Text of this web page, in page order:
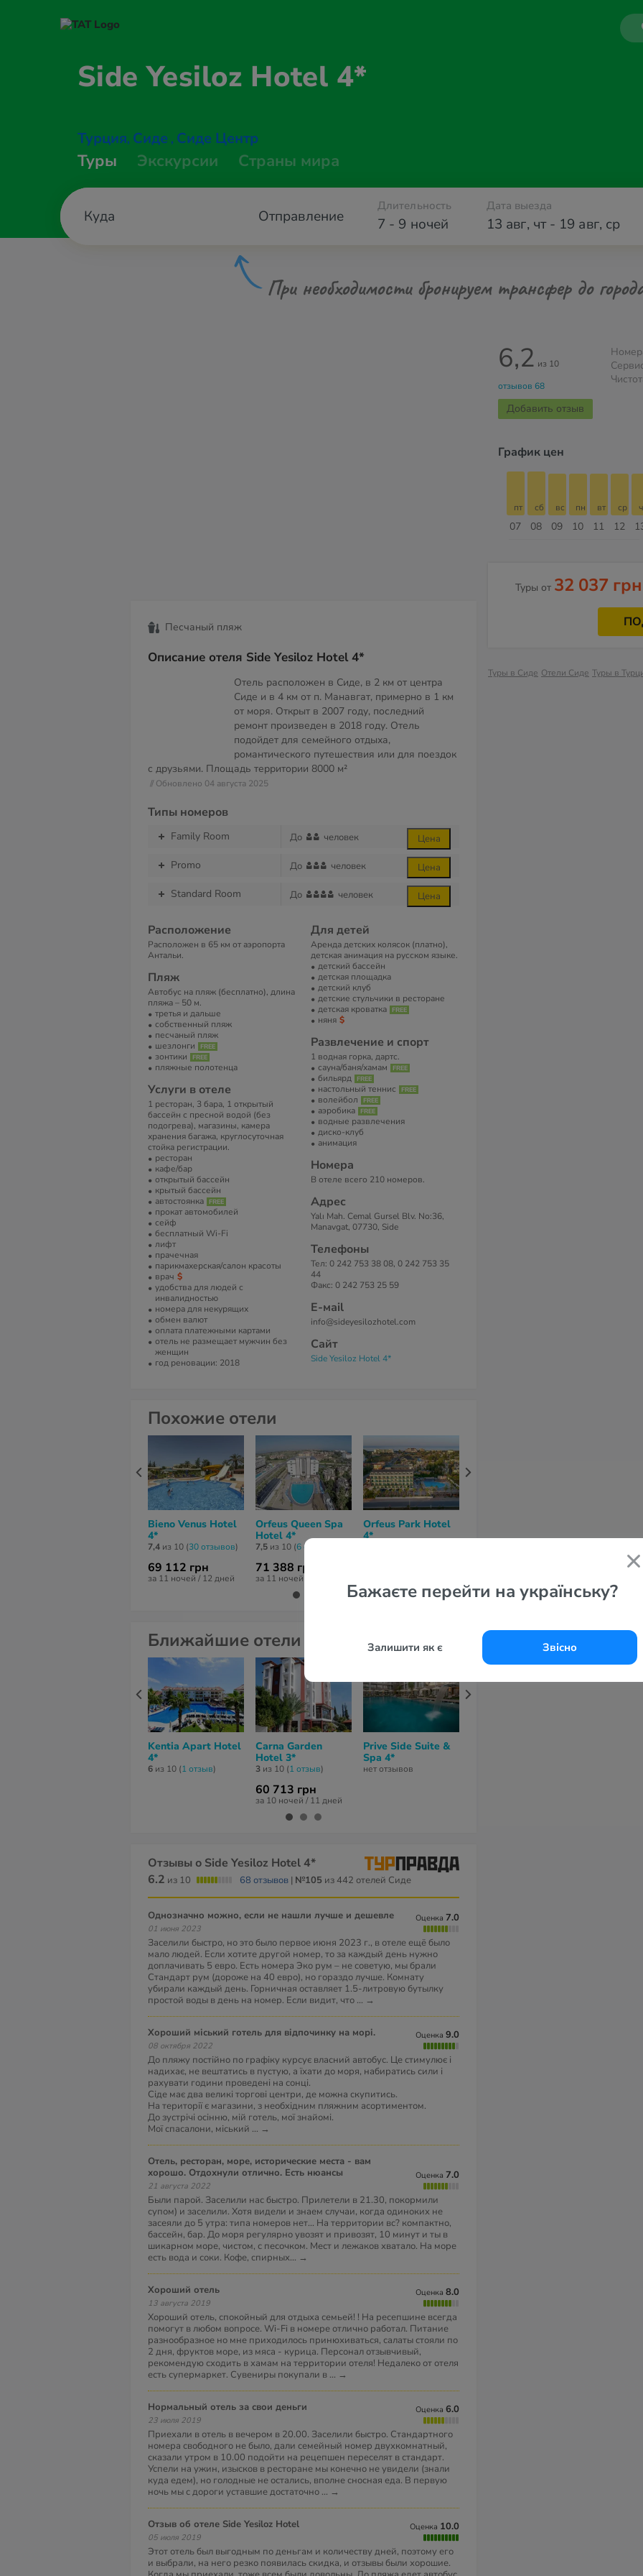
Бажаєте перейти на українську?
Залишити як є Звісно
Side Yesiloz Hotel 4*
Турция, Сиде , Сиде Центр
Туры Экскурсии Страны мира
Отправление 7 - 9 ночей
Длительность Дата выезда
13 авг, чт- 19 авг, ср
При необходимости бронируем трансфер до
Песчаный пляж
Описание отеля Side Yesiloz Hotel 4*
Отель расположен в Сиде, в 2 км от центра
Сиде и в 4 км от п. Манавгат, примерно в 1 км
от моря. Открыт в 2007 году, последний
ремонт произведен в 2018 году. Отель
подойдет для семейного отдыха,
романтического путешествия или для поездок
с друзьями. Площадь территории 8000 м²
// Обновлено 04 августа 2025
Типы номеров
Family Room До человек Цена
Promo До человек Цена
Standard Room До человек Цена
Расположение
Расположен в 65 км от аэропорта
Антальи.
Пляж
Автобус на пляж (бесплатно), длина
пляжа – 50 м.
третья и дальше
собственный пляж
песчаный пляж
шезлонги
зонтики
пляжные полотенца
Услуги в отеле
1 ресторан, 3 бара, 1 открытый
бассейн с пресной водой (без
подогрева), магазины, камера
хранения багажа, круглосуточная
стойка регистрации.
ресторан
кафе/бар
открытый бассейн
крытый бассейн
автостоянка
прокат автомобилей
сейф
бесплатный Wi-Fi
лифт
прачечная
парикмахерская/салон красоты
врач
удобства для людей с
инвалидностью
номера для некурящих
обмен валют
оплата платежными картами
отель не размещает мужчин без
женщин
год реновации: 2018
Для детей
Аренда детских колясок (платно),
детская анимация на русском языке.
детский бассейн
детская площадка
детский клуб
детские стульчики в ресторане
детская кроватка
няня
Развлечение и спорт
1 водная горка, дартс.
сауна/баня/хамам
бильярд
настольный теннис
волейбол
аэробика
водные развлечения
диско-клуб
анимация
Номера
В отеле всего 210 номеров.
Адрес
Yalı Mah. Cemal Gursel Blv. No:36,
Manavgat, 07730, Side
Телефоны
Тел: 0 242 753 38 08, 0 242 753 35
44
Факс: 0 242 753 25 59
Е-маil
info@sideyesilozhotel.com
Сайт
Side Yesiloz Hotel 4*
6,2 из 10
отзывов 68
Добавить отзыв
График цен
07
пт
08
сб
09
вс
10
пн
11
вт
12
ср
Туры от 32 037 грн
Туры в Сиде Отели Сиде Туры в
Похожие отели
Bieno Venus Hotel
4*
7,4 из 10 (30 отзывов)
69 112 грн
за 11 ночей / 12 дней
Orfeus Queen Spa
Hotel 4*
7,5 из 10 (6 отзывов
71 388 грн
за 11 ночей / 12 дней
Orfeus Park Hotel
4*
4*
35
Ближайшие отели
Kentia Apart Hotel
4*
6 из 10 (1 отзыв)
Carna Garden
Hotel 3*
3 из 10 (1 отзыв)
60 713 грн
за 10 ночей / 11 дней
Prive Side Suite &
Spa 4*
нет отзывов
Отзывы о Side Yesiloz Hotel 4*
6.2 из 10 68 отзывов | №105 из 442 отелей Сиде
Однозначно можно, если не нашли лучше и дешевле
01 июня 2023
Оценка
7.0
Заселили быстро, но это было первое июня 2023 г., в отеле ещё было
мало людей. Если хотите другой номер, то за каждый день нужно
доплачивать 5 евро. Есть номера Эко рум – не советую, мы брали
Стандарт рум (дороже на 40 евро), но гораздо лучше. Комнату
убирали каждый день. Горничная оставляет 1.5-литровую бутылку
простой воды в день на номер. Если видит, что ... →
Хороший міський готель для відпочинку на морі.
08 октября 2022
Оценка
9.0
До пляжу постійно по графіку курсує власний автобус. Це стимулює і
надихає, не вештатись в пустую, а їхати до моря, набиратись сили і
рахувати години проведені на сонці.
Сіде має два великі торгові центри, де можна скупитись.
На території є магазини, з необхідним пляжним асортиментом.
До зустрічі осінню, мій готель, мої знайомі.
Мої спасалони, міський ... →
Отель, ресторан, море, исторические места - вам
хорошо. Отдохнули отлично. Есть нюансы
21 августа 2022
Оценка
7.0
Были парой. Заселили нас быстро. Прилетели в 21.30, покормили
супом) и заселили. Хотя видели и знаем случаи, когда одиноких не
засеяли до 5 утра: типа номеров нет... На территории вс? компактно,
бассейн, бар. До моря регулярно увозят и привозят, 10 минут и ты в
шикарном море, чистом, с песочком. Мест и лежаков хватало. На море
есть вода и соки. Кофе, спирных... →
Хороший отель
13 августа 2019
Оценка
8.0
Хороший отель, спокойный для отдыха семьей! ! На ресепшине всегда
помогут в любом вопросе. Wi-Fi в номере отлично работал. Питание
разнообразное но мне приходилось принюхиваться, салаты стояли по
2 дня, фруктов море, из мяса - курица. Персонал отзывчивый,
рекомендую сходить в хамам на территории отеля! Недалеко от отеля
есть супермаркет. Сувениры покупали в ... →
Нормальный отель за свои деньги
23 июля 2019
Оценка
6.0
Приехали в отель в вечером в 20.00. Заселили быстро. Стандартного
номера свободного не было, дали семейный номер двухкомнатный,
сказали утром в 10.00 подойти на рецепшен переселят в стандарт.
Успели на ужин, изысков в ресторане мы конечно не увидели (знали
куда едем), но голодные не остались, вполне сносная еда. В первую
ночь мы с дороги уставшие достаточно ... →
Отзыв об отеле Side Yesiloz Hotel
05 июля 2019
Оценка
10.0
Этот отель был выгодным по деньгам и количеству дней, поэтому его
и выбрали, на него резко появилась скидка, и отзывы были хорошие.